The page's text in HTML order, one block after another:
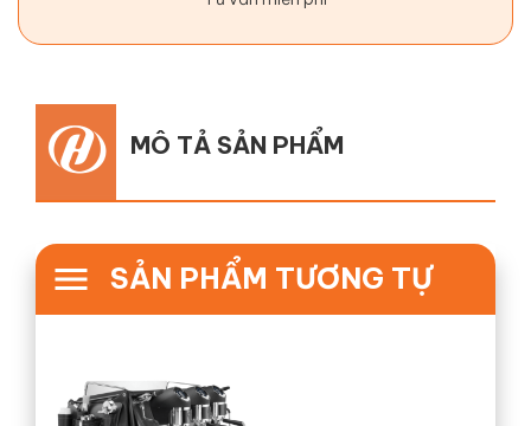
MÔ TẢ SẢN PHẨM
SẢN PHẨM TƯƠNG TỰ